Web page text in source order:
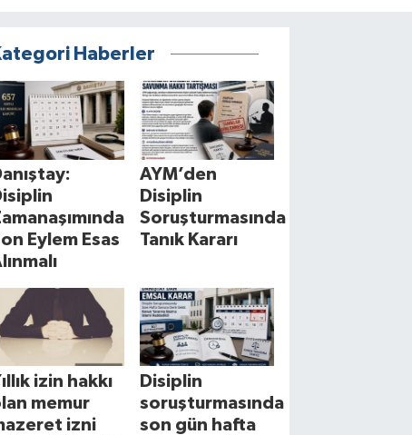
Haberler
Eylem Esas
AYM’den
Disiplin
Soruşturmasında
Tanık Kararı
izin hakkı
memur
izni
Disiplin
soruşturmasında
son gün hafta